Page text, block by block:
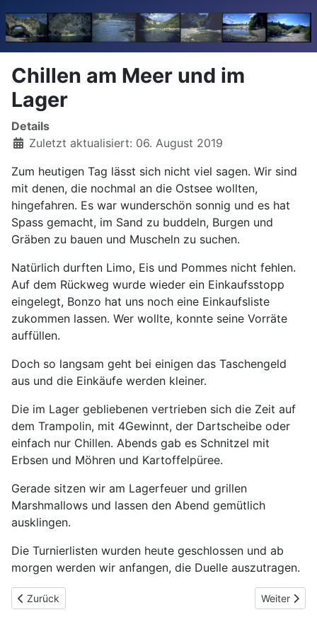
Chillen am Meer und im
Lager
Details
Zuletzt aktualisiert: 06. August 2019
Zum heutigen Tag lässt sich nicht viel sagen. Wir sind
mit denen, die nochmal an die Ostsee wollten,
hingefahren. Es war wunderschön sonnig und es hat
Spass gemacht, im Sand zu buddeln, Burgen und
Gräben zu bauen und Muscheln zu suchen.
Natürlich durften Limo, Eis und Pommes nicht fehlen.
Auf dem Rückweg wurde wieder ein Einkaufsstopp
eingelegt, Bonzo hat uns noch eine Einkaufsliste
zukommen lassen. Wer wollte, konnte seine Vorräte
auffüllen.
Doch so langsam geht bei einigen das Taschengeld
aus und die Einkäufe werden kleiner.
Die im Lager gebliebenen vertrieben sich die Zeit auf
dem Trampolin, mit 4Gewinnt, der Dartscheibe oder
einfach nur Chillen. Abends gab es Schnitzel mit
Erbsen und Möhren und Kartoffelpüree.
Gerade sitzen wir am Lagerfeuer und grillen
Marshmallows und lassen den Abend gemütlich
ausklingen.
Die Turnierlisten wurden heute geschlossen und ab
morgen werden wir anfangen, die Duelle auszutragen.
Vorheriger Beitrag: Das halbe Lager in Lübeck
Zurück Nächster
Weiter